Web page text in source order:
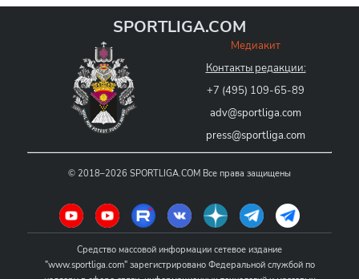
SPORTLIGA.COM
Медиакит
Контакты редакции:
+7 (495) 109-65-89
adv@sportliga.com
press@sportliga.com
© 2018–2026 SPORTLIGA.COM Все права защищены
Средство массовой информации сетевое издание
"www.sportliga.com" зарегистрировано Федеральной службой по